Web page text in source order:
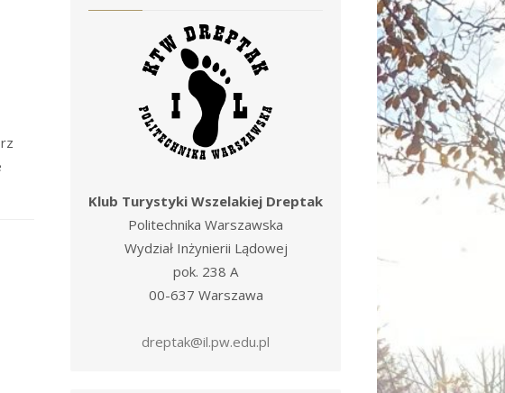
Klub Turystyki Wszelakiej Dreptak
Politechnika Warszawska
Wydział Inżynierii Lądowej
pok. 238 A
00-637 Warszawa
dreptak@il.pw.edu.pl